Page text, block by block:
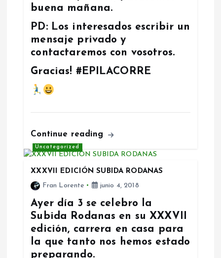
buena mañana.
PD: Los interesados escribir un
mensaje privado y
contactaremos con vosotros.
Gracias! #EPILACORRE
Continue reading
Uncategorized
XXXVII EDICIÓN SUBIDA RODANAS
Fran Lorente
junio 4, 2018
Ayer día 3 se celebro la
Subida Rodanas en su XXXVII
edición, carrera en casa para
la que tanto nos hemos estado
preparando.